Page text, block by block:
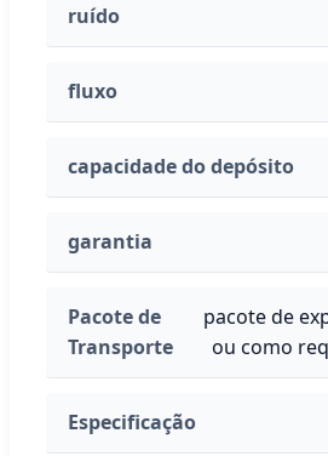
ruído
fluxo
capacidade do depósito
garantia
Pacote de
Transporte
pacote de
ou como
Especificação